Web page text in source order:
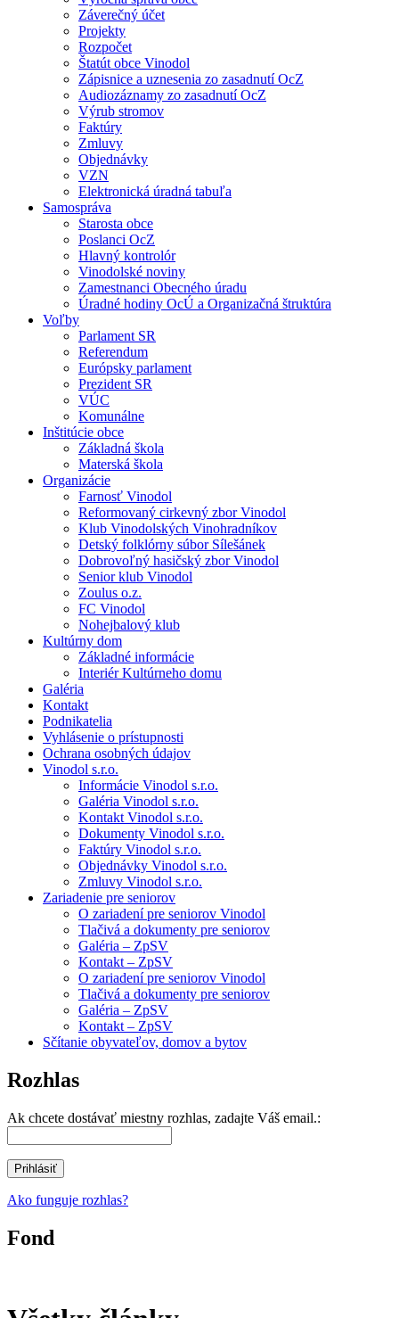
Záverečný účet
Projekty
Rozpočet
Štatút obce Vinodol
Zápisnice a uznesenia zo zasadnutí OcZ
Audiozáznamy zo zasadnutí OcZ
Výrub stromov
Faktúry
Zmluvy
Objednávky
VZN
Elektronická úradná tabuľa
Samospráva
Starosta obce
Poslanci OcZ
Hlavný kontrolór
Vinodolské noviny
Zamestnanci Obecného úradu
Úradné hodiny OcÚ a Organizačná štruktúra
Voľby
Parlament SR
Referendum
Európsky parlament
Prezident SR
VÚC
Komunálne
Inštitúcie obce
Základná škola
Materská škola
Organizácie
Farnosť Vinodol
Reformovaný cirkevný zbor Vinodol
Klub Vinodolských Vinohradníkov
Detský folklórny súbor Sílešánek
Dobrovoľný hasičský zbor Vinodol
Senior klub Vinodol
Zoulus o.z.
FC Vinodol
Nohejbalový klub
Kultúrny dom
Základné informácie
Interiér Kultúrneho domu
Galéria
Kontakt
Podnikatelia
Vyhlásenie o prístupnosti
Ochrana osobných údajov
Vinodol s.r.o.
Informácie Vinodol s.r.o.
Galéria Vinodol s.r.o.
Kontakt Vinodol s.r.o.
Dokumenty Vinodol s.r.o.
Faktúry Vinodol s.r.o.
Objednávky Vinodol s.r.o.
Zmluvy Vinodol s.r.o.
Zariadenie pre seniorov
O zariadení pre seniorov Vinodol
Tlačivá a dokumenty pre seniorov
Galéria – ZpSV
Kontakt – ZpSV
O zariadení pre seniorov Vinodol
Tlačivá a dokumenty pre seniorov
Galéria – ZpSV
Kontakt – ZpSV
Sčítanie obyvateľov, domov a bytov
Rozhlas
Ak chcete dostávať miestny rozhlas, zadajte Váš email.:
Ako funguje rozhlas?
Fond